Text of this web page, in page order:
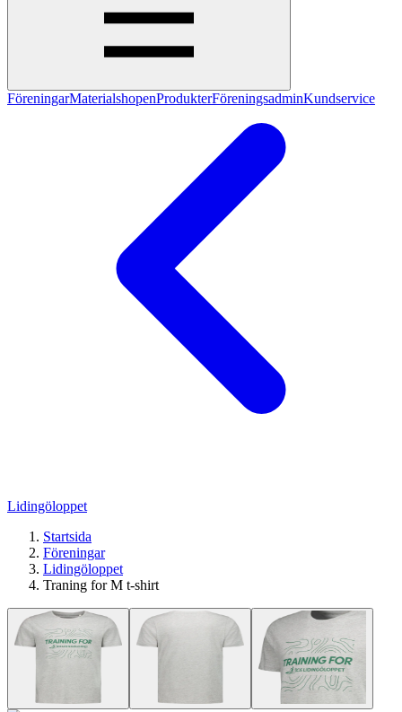
FöreningarMaterialshopenProdukterFöreningsadminKundservice
Lidingöloppet
Startsida
Föreningar
Lidingöloppet
Traning for M t-shirt